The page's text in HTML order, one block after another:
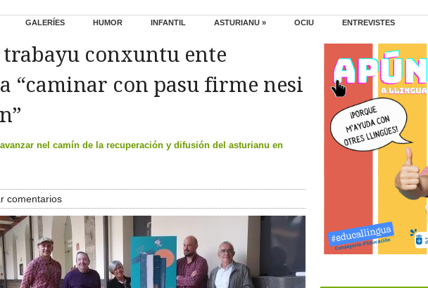
GALERÍES HUMOR INFANTIL ASTURIANU » OCIU ENTREVISTES
conxuntu ente
“caminar con pasu firme nesi
nel camín de la recuperación y difusión del asturianu en
comentarios